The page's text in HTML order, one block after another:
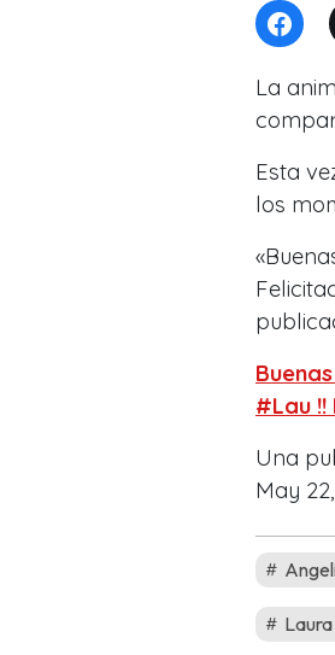
La
Esta
los
#Lau !!
Una
May